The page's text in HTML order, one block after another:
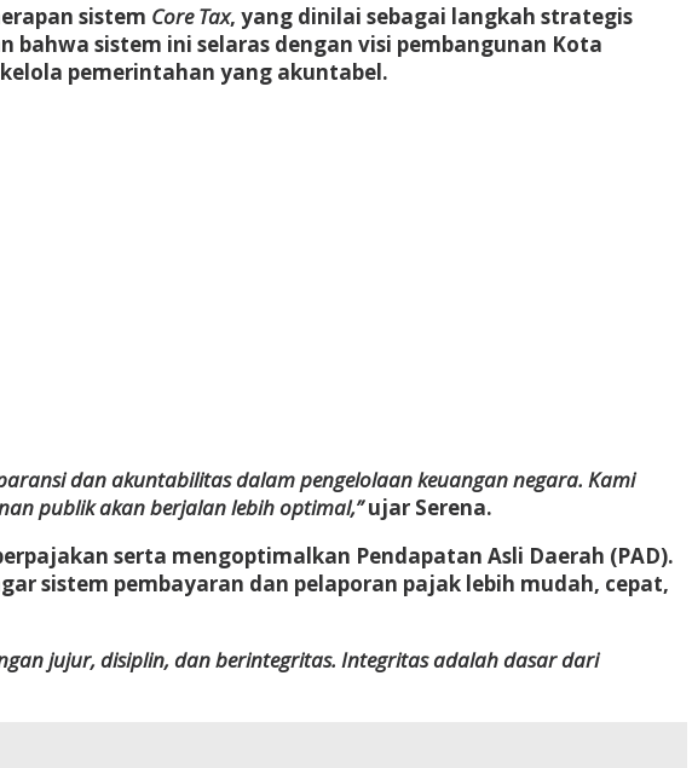
sistem Core Tax, yang dinilai sebagai langkah strategis
sistem ini selaras dengan visi pembangunan Kota
pemerintahan yang akuntabel.
dan akuntabilitas dalam pengelolaan keuangan negara. Kami
publik akan berjalan lebih optimal,”ujar Serena.
serta mengoptimalkan Pendapatan Asli Daerah (PAD).
sistem pembayaran dan pelaporan pajak lebih mudah, cepat,
jujur, disiplin, dan berintegritas. Integritas adalah dasar dari